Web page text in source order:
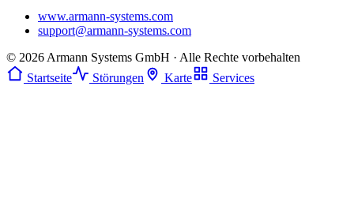
www.armann-systems.com
support@armann-systems.com
© 2026 Armann Systems GmbH · Alle Rechte vorbehalten
Startseite
Störungen Karte Services